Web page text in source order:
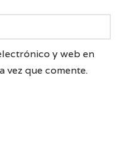
y web en
vez que comente.